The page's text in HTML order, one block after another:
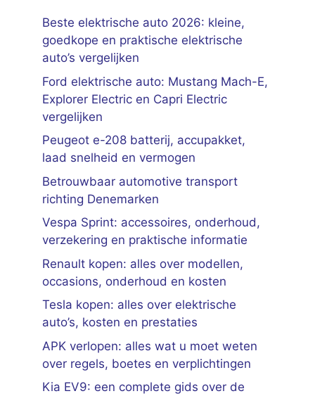
Beste elektrische auto 2026: kleine,
goedkope en praktische elektrische
auto’s vergelijken
Ford elektrische auto: Mustang Mach-E,
Explorer Electric en Capri Electric
vergelijken
Peugeot e-208 batterij, accupakket,
laad snelheid en vermogen
Betrouwbaar automotive transport
richting Denemarken
Vespa Sprint: accessoires, onderhoud,
verzekering en praktische informatie
Renault kopen: alles over modellen,
occasions, onderhoud en kosten
Tesla kopen: alles over elektrische
auto’s, kosten en prestaties
APK verlopen: alles wat u moet weten
over regels, boetes en verplichtingen
Kia EV9: een complete gids over de